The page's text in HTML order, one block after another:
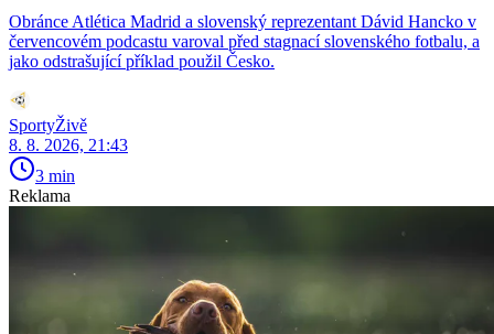
Obránce Atlética Madrid a slovenský reprezentant Dávid Hancko v
červencovém podcastu varoval před stagnací slovenského fotbalu, a
jako odstrašující příklad použil Česko.
SportyŽivě
8. 8. 2026, 21:43
3 min
Reklama